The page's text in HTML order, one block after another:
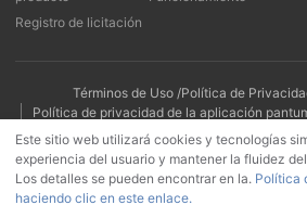
Registro de licitación
Términos de Uso /Política de
Política de privacidad de la aplicación
Este sitio web utilizará cookies y tecnologías
experiencia del usuario y mantener la fluidez
Los detalles se pueden encontrar en la. Política
haciendo clic en este enlace.